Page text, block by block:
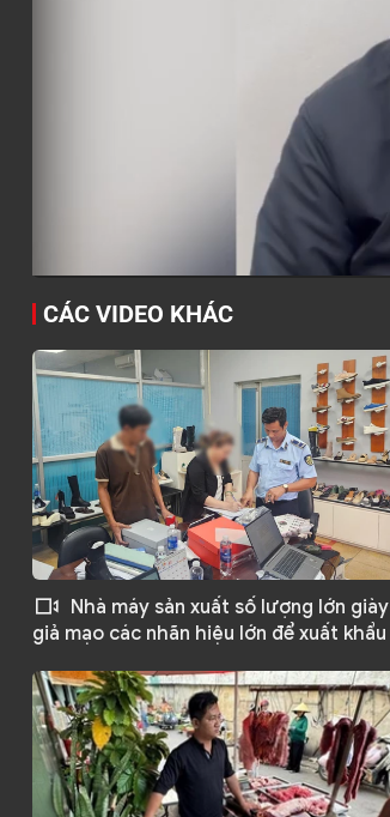
CÁC VIDEO KHÁC
02:27
Nhà máy sản xuất số lượng lớn giày
giả mạo các nhãn hiệu lớn để xuất khẩu